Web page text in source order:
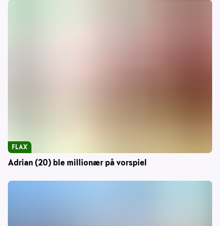
Adrian (20) ble millionær på vorspiel
FLAX